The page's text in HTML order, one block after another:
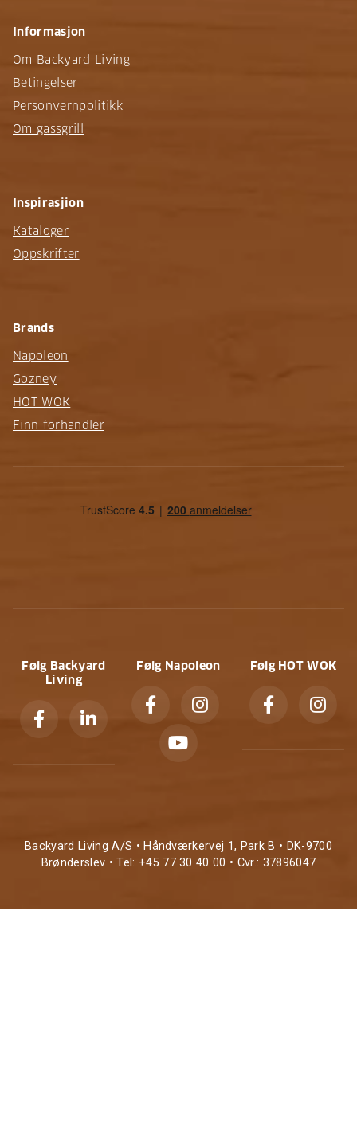
Informasjon
Om Backyard Living
Betingelser
Personvernpolitikk
Om gassgrill
Inspirasjion
Kataloger
Oppskrifter
Brands
Napoleon
Gozney
HOT WOK
Finn forhandler
Følg Backyard
Living
Følg Napoleon Følg HOT WOK
Backyard Living A/S • Håndværkervej 1, Park B • DK-9700
Brønderslev • Tel: +45 77 30 40 00 • Cvr.: 37896047